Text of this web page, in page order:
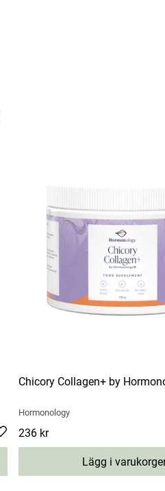
Chicory Collagen+ by
Hormonology
Pris:236 kr
236 kr
Lägg i